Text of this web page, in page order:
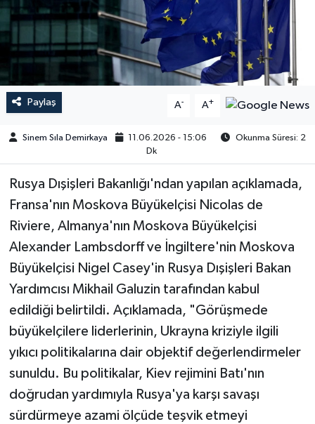
Paylaş A- A+
Sinem Sıla Demirkaya 11.06.2026 - 15:06
Okunma Süresi: 2
Dk
Rusya Dışişleri Bakanlığı'ndan yapılan açıklamada,
Fransa'nın Moskova Büyükelçisi Nicolas de
Riviere, Almanya'nın Moskova Büyükelçisi
Alexander Lambsdorff ve İngiltere'nin Moskova
Büyükelçisi Nigel Casey'in Rusya Dışişleri Bakan
Yardımcısı Mikhail Galuzin tarafından kabul
edildiği belirtildi. Açıklamada, "Görüşmede
büyükelçilere liderlerinin, Ukrayna kriziyle ilgili
yıkıcı politikalarına dair objektif değerlendirmeler
sunuldu. Bu politikalar, Kiev rejimini Batı'nın
doğrudan yardımıyla Rusya'ya karşı savaşı
sürdürmeye azami ölçüde teşvik etmeyi